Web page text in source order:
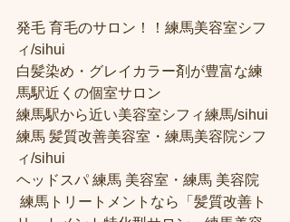
発毛 育毛のサロン！！練馬美容室シフ
ィ/sihui
白髪染め・グレイカラー剤が豊富な練
馬駅近くの個室サロン
練馬駅から近い美容室シフィ練馬/sihui
練馬 髪質改善美容室・練馬美容院シフ
ィ/sihui
ヘッドスパ 練馬 美容室・練馬 美容院
練馬トリートメントなら「髪質改善ト